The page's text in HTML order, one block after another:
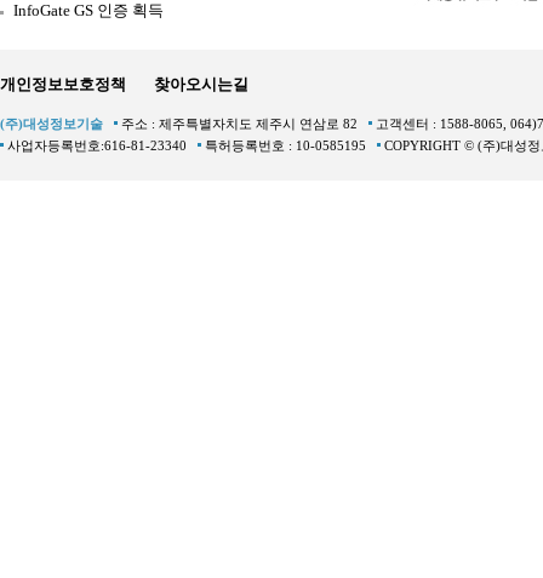
InfoGate GS 인증 획득
개인정보보호정책 찾아오시는길
(주)대성정보기술 주소 : 제주특별자치도 제주시 연삼로 82
고객센터 : 1588-8065,
사업자등록번호:616-81-23340
특허등록번호 : 10-0585195 COPYRIGHT © (주)대성